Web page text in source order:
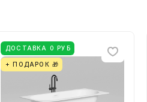
ДОСТАВКА 0 РУБ
+ ПОДАРОК 🎁